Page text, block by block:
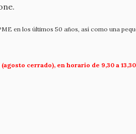
en los últimos 50 años, así como una
cerrado), en horario de 9,30 a